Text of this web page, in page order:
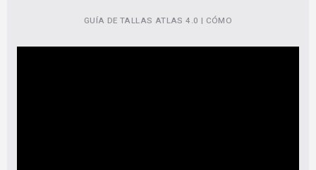
GUÍA DE TALLAS ATLAS 4.0 | CÓMO